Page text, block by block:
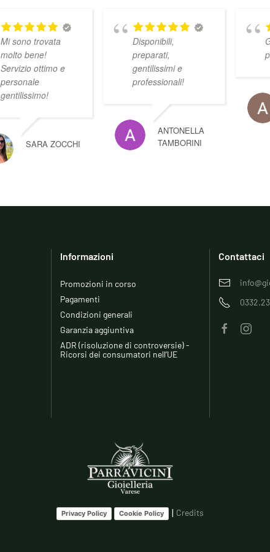
Mi sono trovata
molto bene!
Servizio ottimo e
personale
gentilissimo!
SARA ZOCCHI
Disponibili,
preparati,
gentilissimi e
professionali!
ANTONELLA
TAMBORINI
Informazioni
Promozioni in corso
Pagamenti
Condizioni generali
Garanzia aggiuntiva
ADR (risoluzione di controversie) -
Ricorsi dei consumatori nell’UE
Contattaci
Privacy Policy Cookie Policy | Credits